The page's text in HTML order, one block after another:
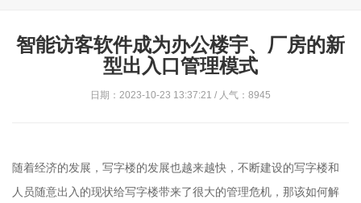
智能访客软件成为办公楼宇、厂房的新
型出入口管理模式
日期：2023-10-23 13:37:21 / 人气：8945
随着经济的发展，写字楼的发展也越来越快，不断建设的写字楼和
人员随意出入的现状给写字楼带来了很大的管理危机，那该如何解